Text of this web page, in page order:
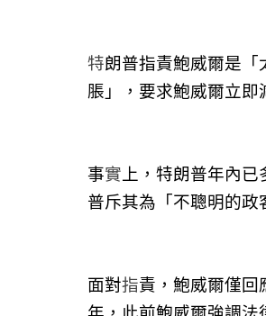
特朗普指責鮑威爾是
脹」，要求鮑威爾立即
事實上，特朗普年內
普斥其為「不聰明的政
面對指責，鮑威爾僅